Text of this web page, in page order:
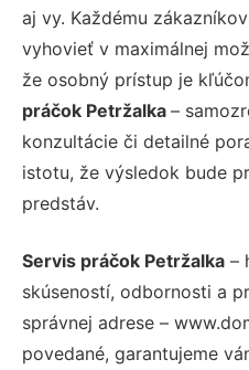
aj vy. Každému
vyhovieť v maximálnej
že osobný prístup je
práčok Petržalka –
konzultácie či detailné
istotu, že výsledok bude
predstáv.
Servis práčok Petržalka –
skúseností, odbornosti a
správnej adrese –
povedané, garantujeme